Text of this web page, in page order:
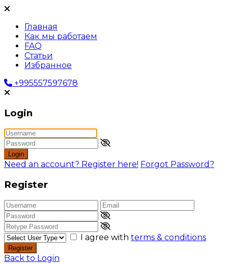
Главная
Как мы работаем
FAQ
Статьи
Избранное
+995557597678
Login
Login
Need an account? Register here! Forgot Password?
Register
I agree with terms & conditions
Register
Back to Login